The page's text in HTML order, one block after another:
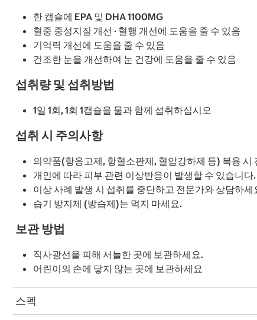
한 캡슐에 EPA 및 DHA 1100MG
혈중 중성지질 개선 · 혈행 개선에 도움을 줄 수 있음
기억력 개선에 도움을 줄 수 있음
건조한 눈을 개선하여 눈 건강에 도움을 줄 수 있음
섭취량 및 섭취방법
1일 1회, 1회 1캡슐을 물과 함께 섭취하십시오
섭취 시 주의사항
의약품(항응고제, 항혈소판제, 혈압강하제 등) 복용 시
개인에 따라 피부 관련 이상반응이 발생할 수 있습니다.
이상 사례 발생 시 섭취를 중단하고 전문가와 상담하세
습기 방지제 (방습제)는 먹지 마세요.
보관 방법
직사광선을 피해 서늘한 곳에 보관하세요.
어린이의 손에 닿지 않는 곳에 보관하세요
스펙